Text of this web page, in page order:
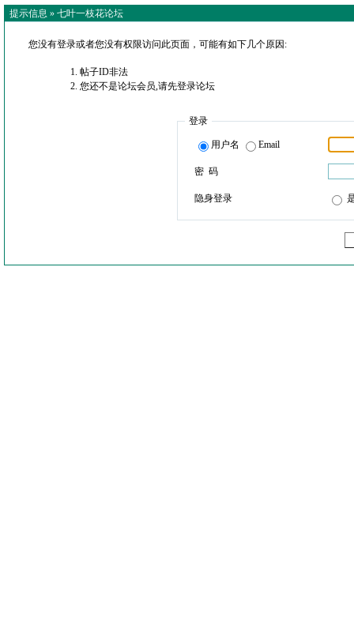
提示信息 » 七叶一枝花论坛
您没有登录或者您没有权限访问此页面，可能有如下几个原因:
帖子ID非法
您还不是论坛会员,请先登录论坛
登录
用户名 Email
密 码
隐身登录